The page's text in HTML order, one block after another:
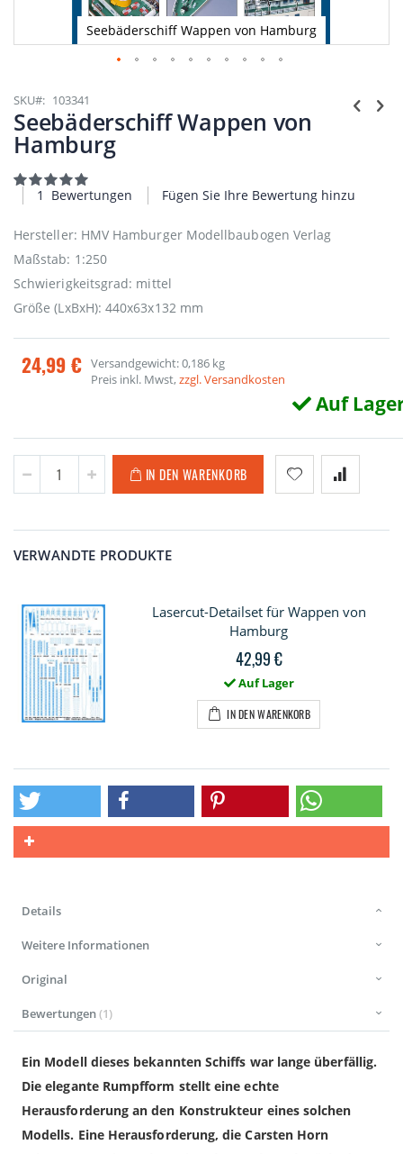
Seebäderschiff Wappen von Hamburg
Anfang
der
Bildgalerie
springen
SKU 103341
Seebäderschiff Wappen von
Hamburg
Bewertung:
100
1 Bewertungen Fügen Sie Ihre Bewertung hinzu
Hersteller: HMV Hamburger Modellbaubogen Verlag
Maßstab: 1:250
Schwierigkeitsgrad: mittel
Größe (LxBxH): 440x63x132 mm
24,99 € Versandgewicht: 0,186 kg
Preis inkl. Mwst,zzgl. Versandkosten
Auf
IN DEN WARENKORB
VERWANDTE PRODUKTE
Lasercut-Detailset für Wappen von
Hamburg
42,99 €
Auf Lager
IN DEN WARENKORB
Details
Weitere Informationen
Original
Bewertungen 1
Ein Modell dieses bekannten Schiffs war lange überfällig.
Die elegante Rumpfform stellt eine echte
Herausforderung an den Konstrukteur eines solchen
Modells. Eine Herausforderung, die Carsten Horn